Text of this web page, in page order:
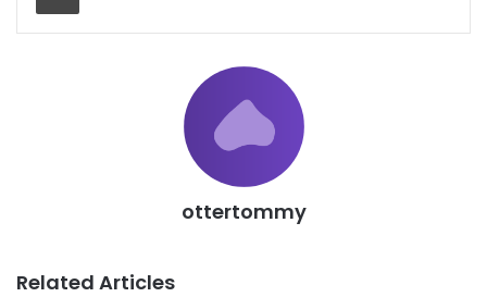
ottertommy
Related Articles